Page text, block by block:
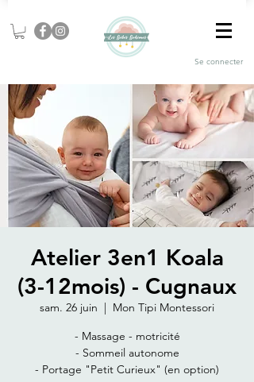
Se connecter
Atelier 3en1 Koala
(3-12mois) - Cugnaux
sam. 26 juin
  |
Mon Tipi Montessori
- Massage - motricité
- Sommeil autonome
- Portage "Petit Curieux" (en option)